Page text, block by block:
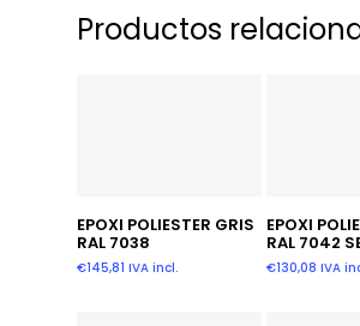
Productos
Leer Más
EPOXI POLIESTER GRIS
RAL 7038
€145,81 IVA incl.
Añadir
EPOXI
RAL 7042
€130,08 IVA